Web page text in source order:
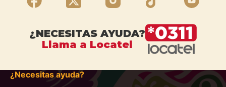
¿NECESITAS AYUDA?
Llama a Locatel
¿Necesitas ayuda?